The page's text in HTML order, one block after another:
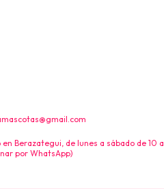
Berazategui, de lunes a sábado de 10 a
por WhatsApp)